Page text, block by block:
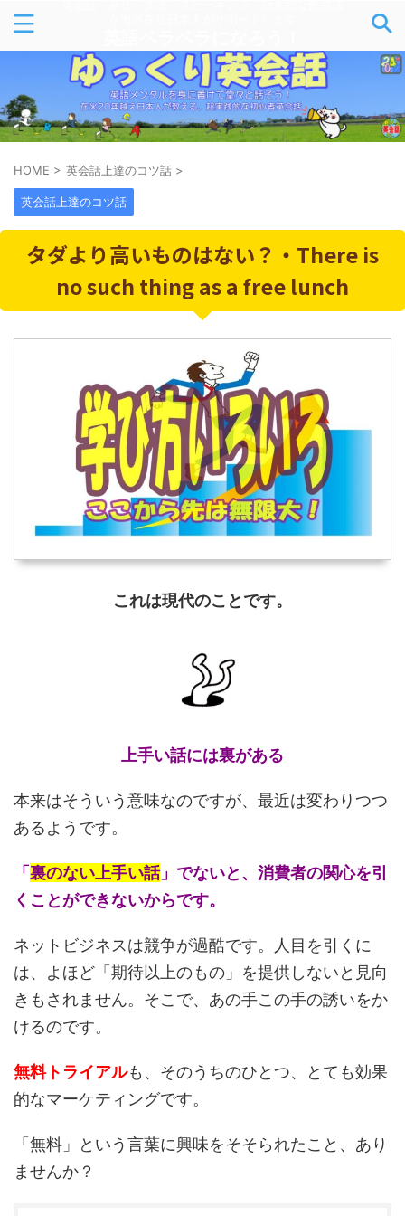
HOME > 英会話上達のコツ話 >
英会話上達のコツ話
タダより高いものはない？・There is
no such thing as a free lunch
これは現代のことです。
上手い話には裏がある
本来はそういう意味なのですが、最近は変わりつつ
あるようです。
「 裏のない上手い話」でないと、消費者の関心を引
くことができないからです。
ネットビジネスは競争が過酷です。人目を引くに
は、よほど「期待以上のもの」を提供しないと見向
きもされません。そこで、あの手この手の誘いをか
けるのです。
無料トライアルも、そのうちのひとつ、とても効果
的なマーケティングです。
「無料」という言葉に興味をそそられたこと、あり
ませんか？